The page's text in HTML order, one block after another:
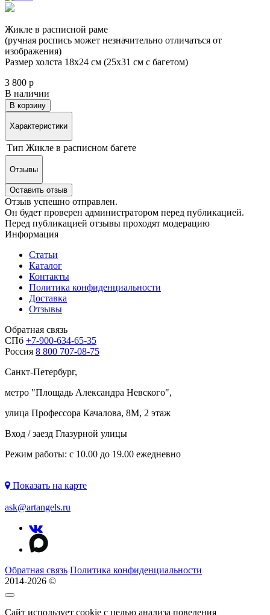
Жикле в расписной раме
(ручная роспись может незначительно отличаться от
изображения)
Размер холста 18х24 см (25х31 см с багетом)
3 800 р
В наличии
В корзину
Характеристики
Тип Жикле в расписном багете
Отзывы
Оставить отзыв
Отзыв успешно отправлен.
Он будет проверен администратором перед публикацией.
Перед публикацией отзывы проходят модерацию
Информация
Статьи
Каталог
Контакты
Политика конфиденциальности
Доставка
Отзывы
Обратная связь
СПб +7-900-634-65-35
Россия 8 800 707-08-75
Санкт-Петербург,
метро "Площадь Александра Невского",
улица Профессора Качалова, 8М, 2 этаж
Вход / заезд Глазурной улицы
Режим работы: с 10.00 до 19.00 ежедневно
Показать на карте
ask@artangels.ru
Обратная связь Политика конфиденциальности
2014-2026 ©
Сайт использует cookie с целью анализа поведения